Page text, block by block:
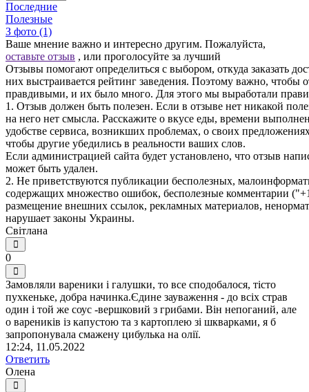
Последние
Полезные
З фото (1)
Ваше мнение важно и интересно другим. Пожалуйста,
оставьте отзыв , или проголосуйте за лучший
Отзывы помогают определиться с выбором, откуда заказать
них выстраивается рейтинг заведения. Поэтому важно,
правдивыми, и их было много. Для этого мы выработали
1. Отзыв должен быть полезен. Если в отзыве нет никакой
на него нет смысла. Расскажите о вкусе еды, времени
удобстве сервиса, возникших проблемах, о своих
чтобы другие убедились в реальности ваших слов.
Если администрацией сайта будет установлено, что отзыв
может быть удален.
2. Не приветствуются публикации бесполезных,
содержащих множество ошибок, бесполезные комментарии
размещение внешних ссылок, рекламных материалов,
нарушает законы Украины.
Світлана
0
Замовляли вареники і галушки, то все сподобалося, тісто
пухкеньке, добра начинка.Єдине зауваження - до всіх страв
один і той же соус -вершковий з грибами. Він непоганий, але
о вареників із капустою та з картоплею зі шкварками, я б
запропонувала смажену цибулька на олії.
12:24, 11.05.2022
Ответить
Олена